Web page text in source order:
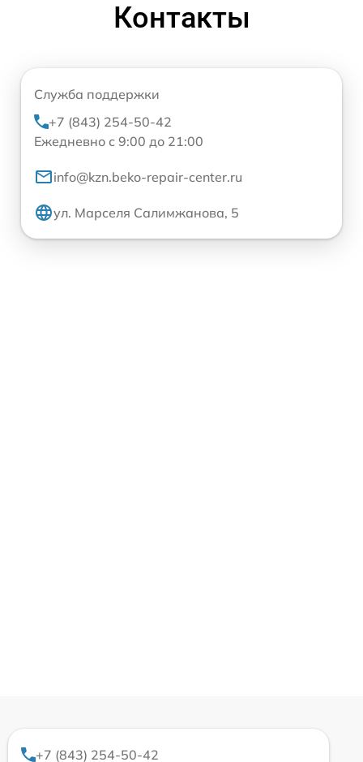
Контакты
Служба поддержки
+7 (843) 254-50-42
Ежедневно с 9:00 до 21:00
info@kzn.beko-repair-center.ru
ул. Марселя Салимжанова, 5
+7 (843) 254-50-42